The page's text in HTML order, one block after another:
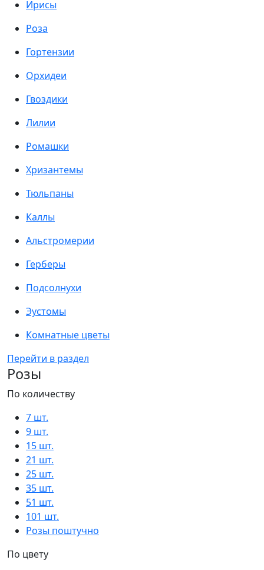
Ирисы
Роза
Гортензии
Орхидеи
Гвоздики
Лилии
Ромашки
Хризантемы
Тюльпаны
Каллы
Альстромерии
Герберы
Подсолнухи
Эустомы
Комнатные цветы
Перейти в раздел
Розы
По количеству
7 шт.
9 шт.
15 шт.
21 шт.
25 шт.
35 шт.
51 шт.
101 шт.
Розы поштучно
По цвету